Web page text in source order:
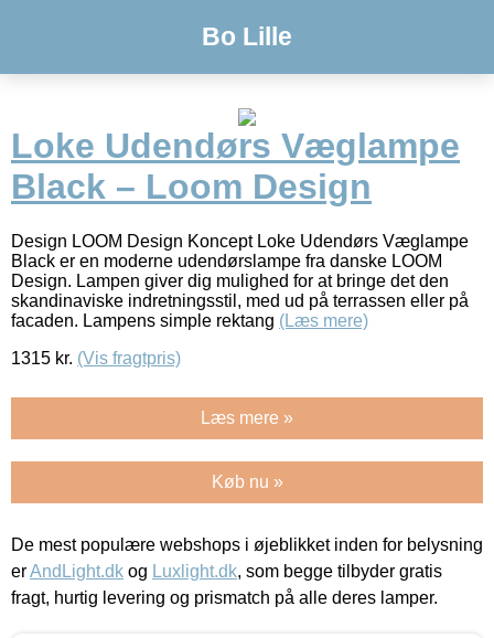
Bo Lille
Loke Udendørs Væglampe
Black – Loom Design
Design LOOM Design Koncept Loke Udendørs Væglampe
Black er en moderne udendørslampe fra danske LOOM
Design. Lampen giver dig mulighed for at bringe det den
skandinaviske indretningsstil, med ud på terrassen eller på
facaden. Lampens simple rektang (Læs mere)
1315 kr. (Vis fragtpris)
Læs mere »
Køb nu »
De mest populære webshops i øjeblikket inden for belysning
erAndLight.dk og Luxlight.dk, som begge tilbyder gratis
fragt, hurtig levering og prismatch på alle deres lamper.